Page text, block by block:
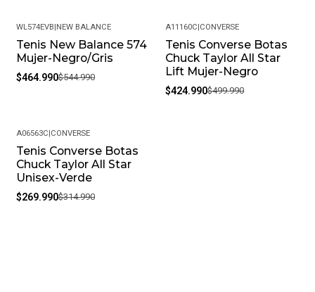
-15%
WL574EVB|NEW BALANCE
Tenis New Balance 574
Mujer-Negro/Gris
$464.990$544.990
-15%
A11160C|CONVERSE
Tenis Converse Botas
Chuck Taylor All Star
Lift Mujer-Negro
$424.990$499.990
-14%
A06563C|CONVERSE
Tenis Converse Botas
Chuck Taylor All Star
Unisex-Verde
$269.990$314.990